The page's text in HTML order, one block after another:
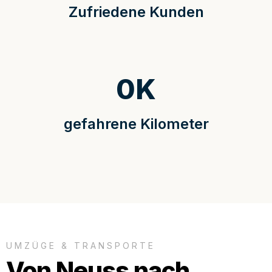
Zufriedene Kunden
gefahrene Kilometer
0K
UMZÜGE & TRANSPORTE